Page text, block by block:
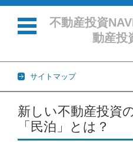
不動産投資
動産投
サイトマップ
コンテンツに移動
新しい不動産投資
「民泊」とは？